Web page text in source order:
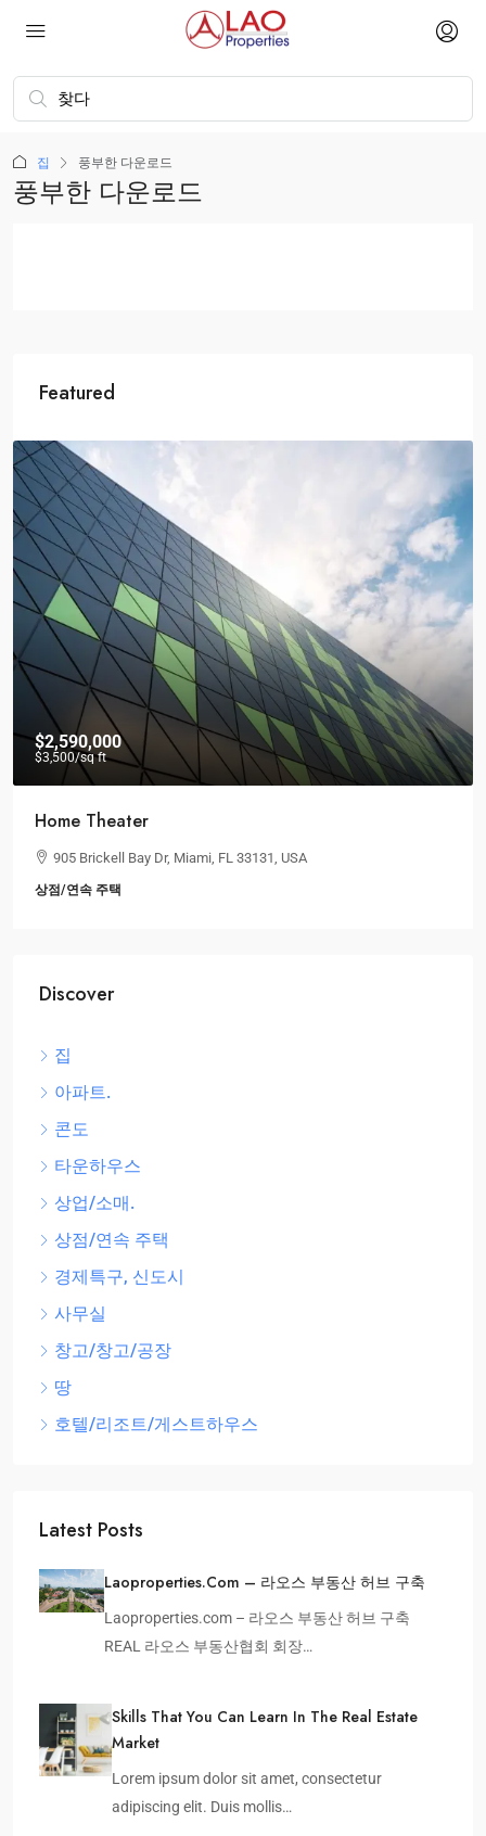
집 풍부한 다운로드
풍부한 다운로드
Featured
$2,590,000
$3,500/sq ft
Home Theater
905 Brickell Bay Dr, Miami, FL 33131, USA
상점/연속 주택
Discover
집
아파트.
콘도
타운하우스
상업/소매.
상점/연속 주택
경제특구, 신도시
사무실
창고/창고/공장
땅
호텔/리조트/게스트하우스
Latest Posts
Laoproperties.com – 라오스 부동산 허브 구축
Laoproperties.com – 라오스 부동산 허브 구축
REAL 라오스 부동산협회 회장…
Skills That You Can Learn In The Real Estate
Market
Lorem ipsum dolor sit amet, consectetur
adipiscing elit. Duis mollis…